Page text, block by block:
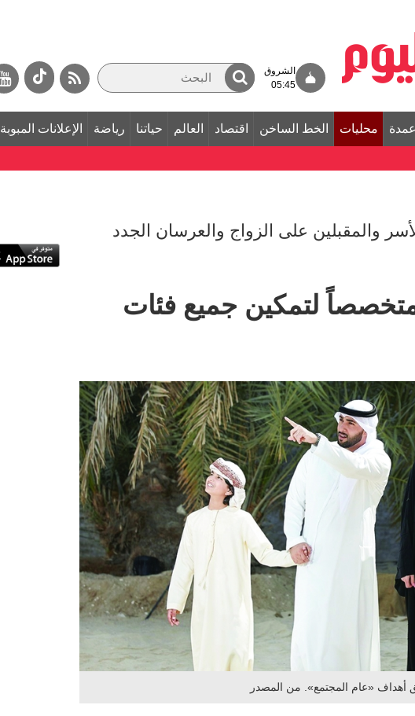
الشروق
05:45
أعمدة محليات الخط الساخن اقتصاد العالم حياتنا رياضة الإعلانات المبوبة
والمقبلين على الزواج والعرسان الجدد
متخصصاً لتمكين جميع فئات
أهداف «عام المجتمع». من المصدر